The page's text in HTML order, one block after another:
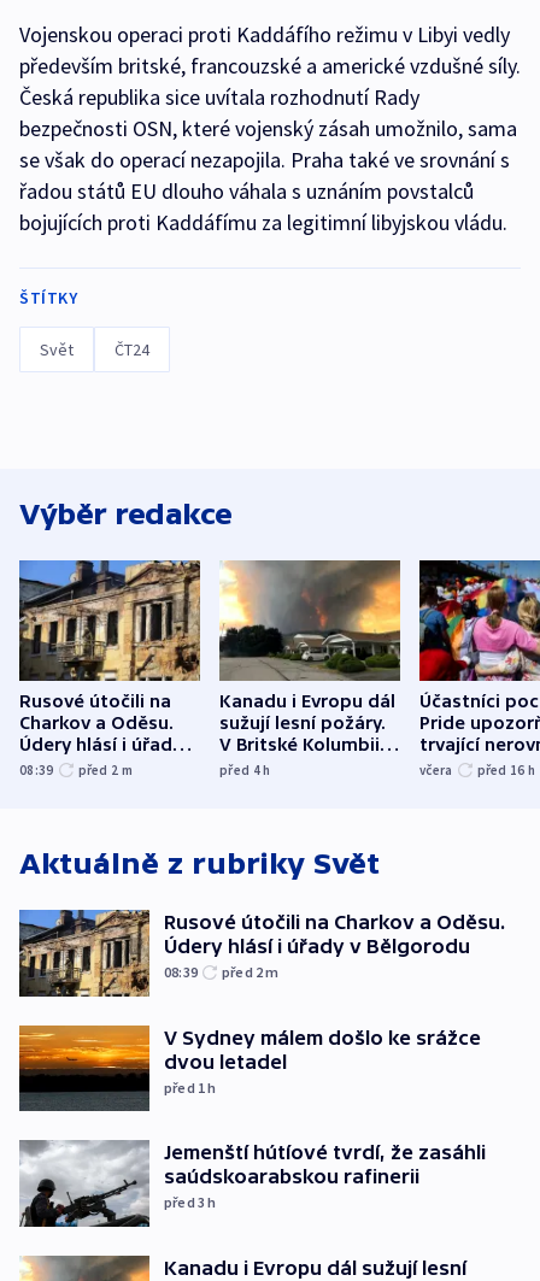
Vojenskou operaci proti Kaddáfího režimu v Libyi vedly
především britské, francouzské a americké vzdušné síly.
Česká republika sice uvítala rozhodnutí Rady
bezpečnosti OSN, které vojenský zásah umožnilo, sama
se však do operací nezapojila. Praha také ve srovnání s
řadou států EU dlouho váhala s uznáním povstalců
bojujících proti Kaddáfímu za legitimní libyjskou vládu.
ŠTÍTKY
Svět ČT24
Výběr redakce
Rusové útočili na
Charkov a Oděsu.
Údery hlásí i úřady v
Bělgorodu
08:39 před 2 m
Kanadu i Evropu dál
sužují lesní požáry.
V Britské Kolumbii
evakuovali tisíce lidí
před 4h
Účastníci
Pride
trvající
včera před 16 h
Aktuálně z rubriky Svět
Rusové útočili na Charkov a Oděsu.
Údery hlásí i úřady v Bělgorodu
08:39 před 2m
V Sydney málem došlo ke srážce
dvou letadel
před 1h
Jemenští hútíové tvrdí, že zasáhli
saúdskoarabskou rafinerii
před 3h
Kanadu i Evropu dál sužují lesní